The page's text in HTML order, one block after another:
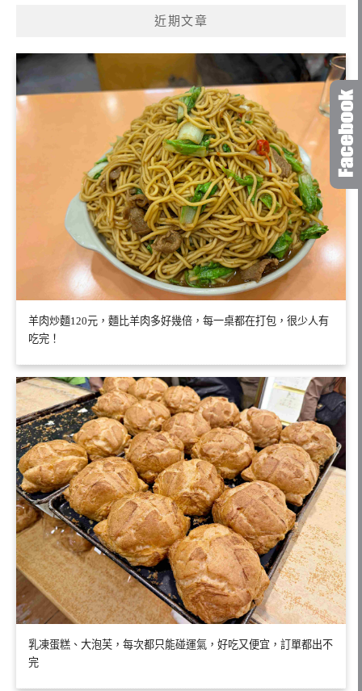
近期文章
羊肉炒麵120元，麵比羊肉多好幾倍，每一桌都在打包，很少人有
吃完！
乳凍蛋糕、大泡芙，每次都只能碰運氣，好吃又便宜，訂單都出不
完